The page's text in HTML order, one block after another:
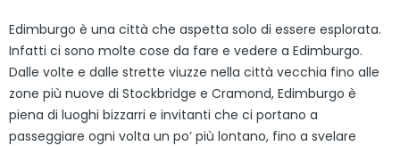
Edimburgo è una città che aspetta solo di essere esplorata.
Infatti ci sono molte cose da fare e vedere a Edimburgo.
Dalle volte e dalle strette viuzze nella città vecchia fino alle
zone più nuove di Stockbridge e Cramond, Edimburgo è
piena di luoghi bizzarri e invitanti che ci portano a
passeggiare ogni volta un po’ più lontano, fino a svelare